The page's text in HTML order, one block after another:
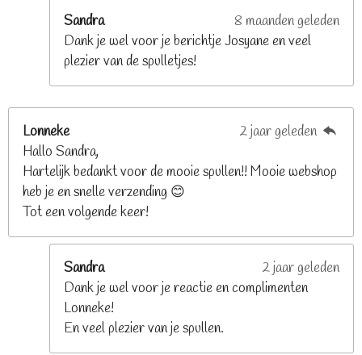
Sandra
8 maanden geleden
Dank je wel voor je berichtje Josyane en veel
plezier van de spulletjes!
Lonneke
2 jaar geleden
Hallo Sandra,
Hartelijk bedankt voor de mooie spullen!! Mooie webshop
heb je en snelle verzending 😊
Tot een volgende keer!
Sandra
2 jaar geleden
Dank je wel voor je reactie en complimenten
Lonneke!
En veel plezier van je spullen.